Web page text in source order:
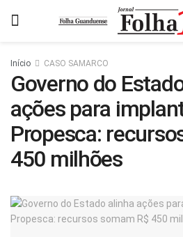
Início CASO SAMARCO
Governo do
ações para
Propesca:
450 milhões